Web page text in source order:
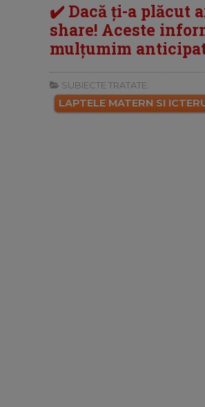
✔️ Dacă ți-a plăcut
share! Aceste
mulțumim
SUBIECTE TRATATE:
LAPTELE MATERN SI